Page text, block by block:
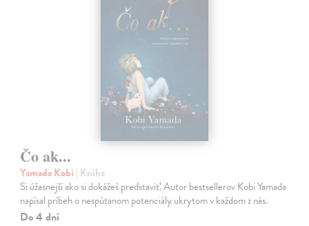
Čo ak...
Yamada Kobi | Kniha
Si úžasnejší ako si dokážeš predstaviť. Autor bestsellerov Kobi Yamada
napísal príbeh o nespútanom potenciály ukrytom v každom z nás.
Do 4 dní